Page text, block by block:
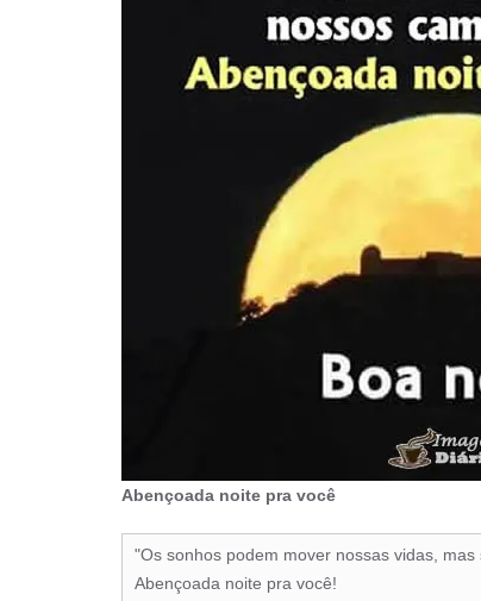
Abençoada noite pra você
"Os sonhos podem mover nossas vidas,
Abençoada noite pra você!